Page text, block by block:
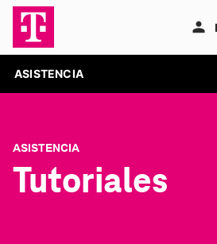
ASISTENCIA
ASISTENCIA
Tutoriales